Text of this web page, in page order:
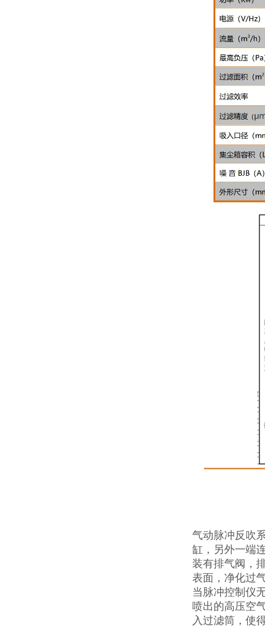
气动脉冲反吹
缸，另外一端
装有排气阀，
表面，净化过
当脉冲控制仪
喷出的高压空
入过滤筒，使